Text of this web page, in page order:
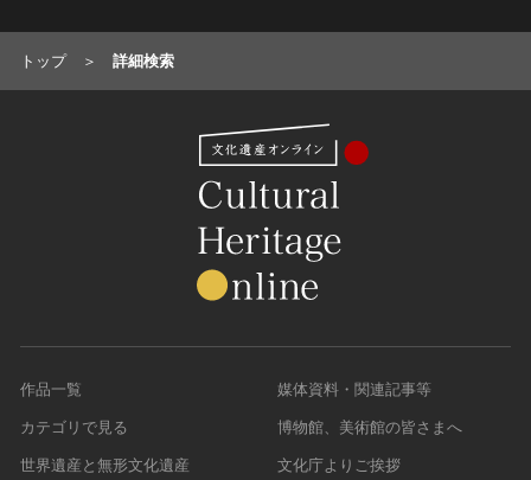
トップ 詳細検索
作品一覧
カテゴリで見る
世界遺産と無形文化遺産
媒体資料・関連記事等
博物館、美術館の皆さまへ
文化庁よりご挨拶